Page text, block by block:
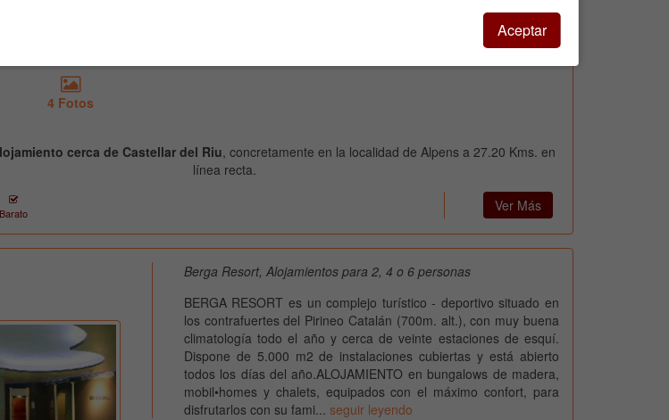
4 Fotos
cerca de Castellar del Riu, concretamente en la localidad de Alpens a 27.20 Kms. en
línea recta.
Barato Ver Más
Berga Resort, Alojamientos para 2, 4 o 6 personas
BERGA RESORT es un complejo turístico - deportivo situado en
los contrafuertes del Pirineo Catalán (700m. alt.), con muy buena
climatología todo el año y cerca de veinte estaciones de esquí.
Dispone de 5.000 m2 de instalaciones cubiertas y está abierto
todos los días del año.ALOJAMIENTO en bungalows de madera,
mobil•homes y chalets, equipados con el máximo confort, para
disfrutarlos con su fami... seguir leyendo
Aceptar